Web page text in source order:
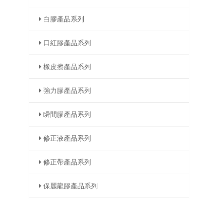
白膠產品系列
口紅膠產品系列
橡皮擦產品系列
強力膠產品系列
瞬間膠產品系列
修正液產品系列
修正帶產品系列
保麗龍膠產品系列